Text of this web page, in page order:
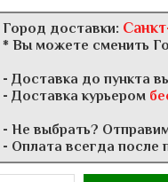
Город доставки:
* Вы можете сменить
- Доставка до пункта
- Доставка курьером
- Не выбрать?
- Оплата всегда после